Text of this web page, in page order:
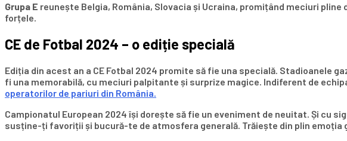
Grupa E reunește Belgia, România, Slovacia și Ucraina, promițând meciuri
forțele.
CE de Fotbal 2024 – o ediție specială
Ediția din acest an a CE Fotbal 2024 promite să fie una specială. Stadioanele
fi una memorabilă, cu meciuri palpitante și surprize magice. Indiferent de
operatorilor de pariuri din România.
Campionatul European 2024 își dorește să fie un eveniment de neuitat. Și cu
susține-ți favoriții și bucură-te de atmosfera generală. Trăiește din plin